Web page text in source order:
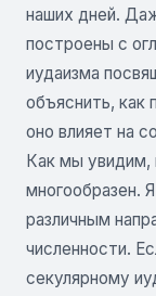
наших дней.
построены с
иудаизма
объяснить, как
оно влияет на
Как мы увидим,
многообразен.
различным
численности.
секулярному